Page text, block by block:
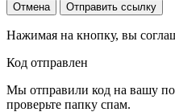
Отмена Отправить ссылку
Нажимая на кнопку, вы
Код отправлен
Мы отправили код на вашу
проверьте папку спам.